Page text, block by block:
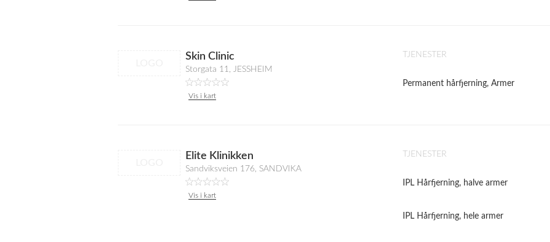
Skin Clinic
Storgata 11, JESSHEIM
Vis i kart
TJENESTER
Permanent hårfjerning, Armer
Elite Klinikken
Sandviksveien 176, SANDVIKA
Vis i kart
TJENESTER
IPL Hårfjerning, halve armer
IPL Hårfjerning, hele armer